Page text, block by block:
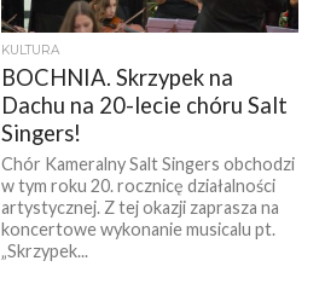
KULTURA
BOCHNIA. Skrzypek na
Dachu na 20-lecie chóru Salt
Singers!
Chór Kameralny Salt Singers obchodzi
w tym roku 20. rocznicę działalności
artystycznej. Z tej okazji zaprasza na
koncertowe wykonanie musicalu pt.
„Skrzypek...